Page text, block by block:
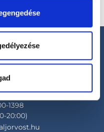
1398
20:00)